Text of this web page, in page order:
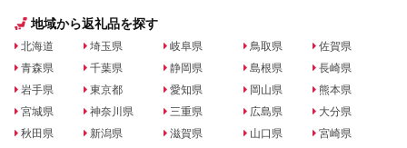
地域から返礼品を探す
北海道
青森県
岩手県
宮城県
秋田県
埼玉県
千葉県
東京都
神奈川県
新潟県
岐阜県
静岡県
愛知県
三重県
滋賀県
鳥取県
島根県
岡山県
広島県
山口県
佐賀県
長崎県
熊本県
大分県
宮崎県